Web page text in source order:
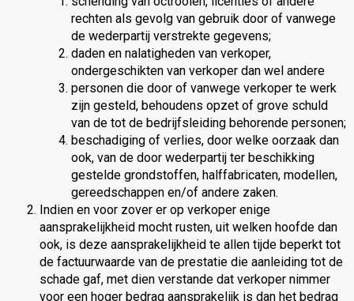
rechten als gevolg van gebruik door of vanwege
de wederpartij verstrekte gegevens;
daden en nalatigheden van verkoper,
ondergeschikten van verkoper dan wel andere
personen die door of vanwege verkoper te werk
zijn gesteld, behoudens opzet of grove schuld
van de tot de bedrijfsleiding behorende personen;
beschadiging of verlies, door welke oorzaak dan
ook, van de door wederpartij ter beschikking
gestelde grondstoffen, halffabricaten, modellen,
gereedschappen en/of andere zaken.
Indien en voor zover er op verkoper enige
aansprakelijkheid mocht rusten, uit welken hoofde dan
ook, is deze aansprakelijkheid te allen tijde beperkt tot
de factuurwaarde van de prestatie die aanleiding tot de
schade gaf, met dien verstande dat verkoper nimmer
voor een hoger bedrag aansprakelijk is dan het bedrag